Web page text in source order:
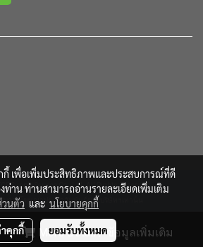
More Detail / ข้อมูลเพิ่มเติม
Supply Service Co., Ltd. All Rights Reserved.
บการโฆษณาประชาสัมพันธ์ของบริษัทฯเท่านั้น
าชมวันนี้ 873
กี้ เพื่อเพิ่มประสิทธิภาพและประสบการณ์ที่ดี
ท่าน ท่านสามารถอ่านรายละเอียดเพิ่มเติม
นตัว และ นโยบายคุกกี้
คุกกี้ ยอมรับทั้งหมด